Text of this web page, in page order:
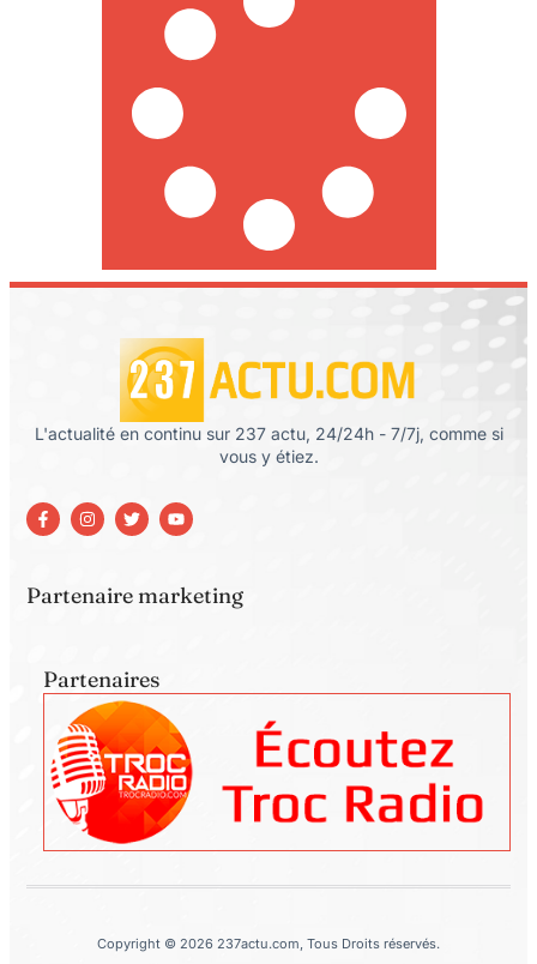
L'actualité en continu sur 237 actu, 24/24h - 7/7j, comme si
vous y étiez.
Partenaire marketing
Partenaires
Copyright © 2026 237actu.com, Tous Droits réservés.